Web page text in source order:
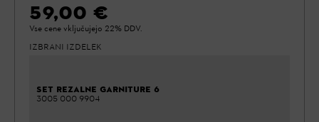
59,00 €
Vse cene vključujejo 22% DDV.
IZBRANI IZDELEK
SET REZALNE GARNITURE 6
3005 000 9904